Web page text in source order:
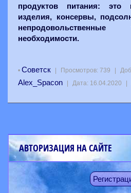
продуктов питания: это
изделия, консервы,
необходимости.
• Советск | Просмотров: 739 |
Alex_Spacon | Дата: 16.04.2020 |
АВТОРИЗАЦИЯ НА САЙТЕ